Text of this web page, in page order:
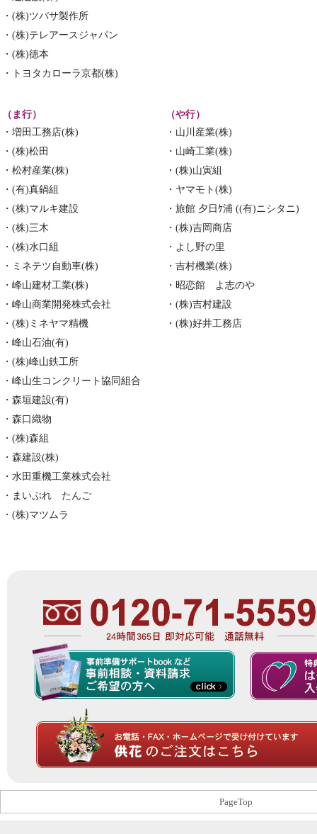
・(株)ツバサ製作所
・(株)テレアースジャパン
・(株)徳本
・トヨタカローラ京都(株)
（ま行）
・増田工務店(株)
・(株)松田
・松村産業(株)
・(有)真鍋組
・(株)マルキ建設
・(株)三木
・(株)水口組
・ミネテツ自動車(株)
・峰山建材工業(株)
・峰山商業開発株式会社
・(株)ミネヤマ精機
・峰山石油(有)
・(株)峰山鉄工所
・峰山生コンクリート協同組合
・森垣建設(有)
・森口織物
・(株)森組
・森建設(株)
・水田重機工業株式会社
・まいぷれ たんご
・(株)マツムラ
（や行）
・山川産業(株)
・山崎工業(株)
・(株)山寅組
・ヤマモト(株)
・旅館 夕日ｹ浦 ((有)ニシタニ)
・(株)吉岡商店
・よし野の里
・吉村機業(株)
・昭恋館 よ志のや
・(株)吉村建設
・(株)好井工務店
PageTop